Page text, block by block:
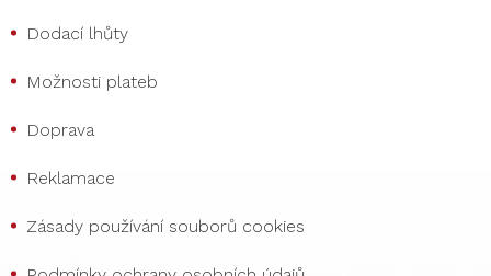
Dodací lhůty
Možnosti plateb
Doprava
Reklamace
Zásady používání souborů cookies